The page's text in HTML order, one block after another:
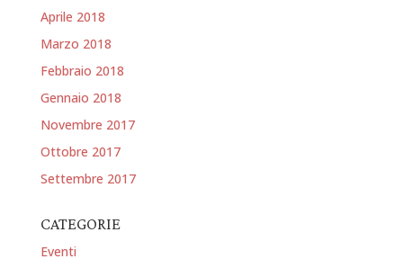
Aprile 2018
Marzo 2018
Febbraio 2018
Gennaio 2018
Novembre 2017
Ottobre 2017
Settembre 2017
CATEGORIE
Eventi